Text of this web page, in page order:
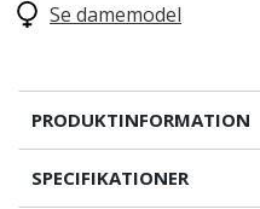
Se damemodel
PRODUKTINFORMATION
SPECIFIKATIONER